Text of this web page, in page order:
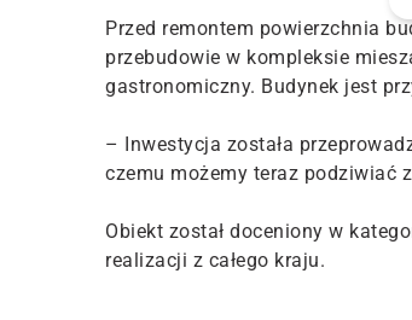
Przed remontem powierzchnia
przebudowie w kompleksie
gastronomiczny. Budynek jest
– Inwestycja została
czemu możemy teraz podziwiać
Obiekt został doceniony w
realizacji z całego kraju.